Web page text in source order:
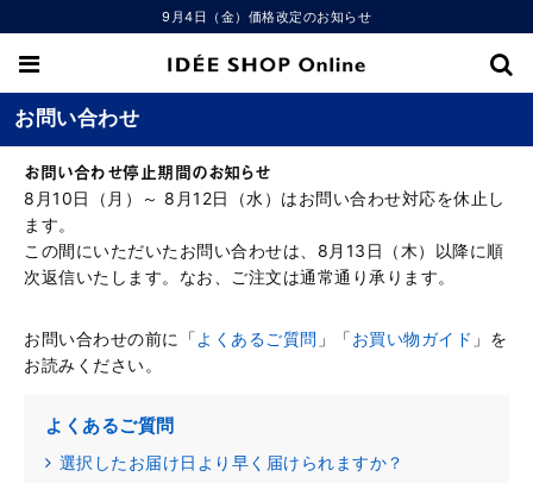
9月4日（金）価格改定のお知らせ
お問い合わせ
お問い合わせ停止期間のお知らせ
8月10日（月）～ 8月12日（水）はお問い合わせ対応を休止し
ます。
この間にいただいたお問い合わせは、8月13日（木）以降に順
次返信いたします。なお、ご注文は通常通り承ります。
お問い合わせの前に「よくあるご質問 」「お買い物ガイド 」を
お読みください。
よくあるご質問
選択したお届け日より早く届けられますか？